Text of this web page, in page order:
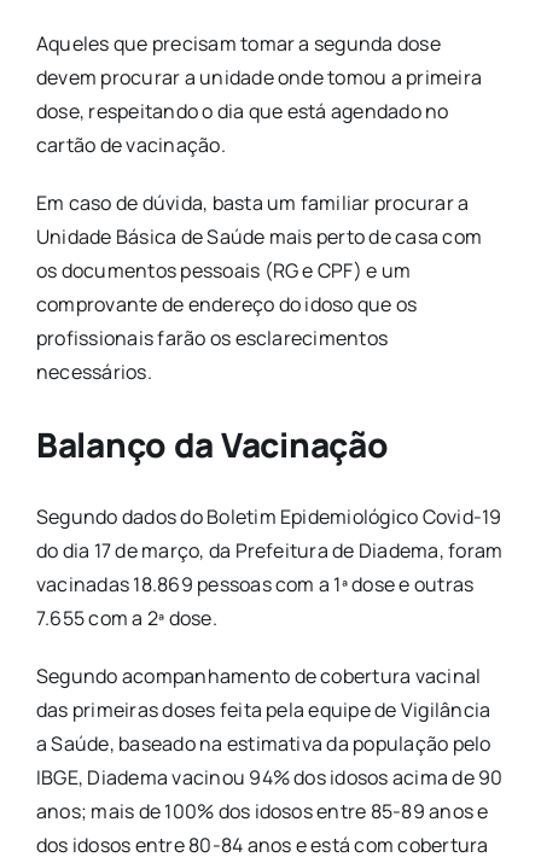
Aqueles que precisam tomar a segunda dose
devem procurar a unidade onde tomou a primeira
dose, respeitando o dia que está agendado no
cartão de vacinação.
Em caso de dúvida, basta um familiar procurar a
Unidade Básica de Saúde mais perto de casa com
os documentos pessoais (RG e CPF) e um
comprovante de endereço do idoso que os
profissionais farão os esclarecimentos
necessários.
Balanço da Vacinação
Segundo dados do Boletim Epidemiológico Covid-19
do dia 17 de março, da Prefeitura de Diadema, foram
vacinadas 18.869 pessoas com a 1ª dose e outras
7.655 com a 2ª dose.
Segundo acompanhamento de cobertura vacinal
das primeiras doses feita pela equipe de Vigilância
a Saúde, baseado na estimativa da população pelo
IBGE, Diadema vacinou 94% dos idosos acima de 90
anos; mais de 100% dos idosos entre 85-89 anos e
dos idosos entre 80-84 anos e está com cobertura